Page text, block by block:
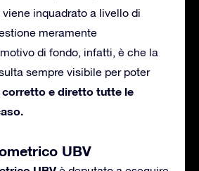
inquadrato a livello di
meramente
di fondo, infatti, è che la
sempre visibile per poter
corretto e diretto tutte le
UBV